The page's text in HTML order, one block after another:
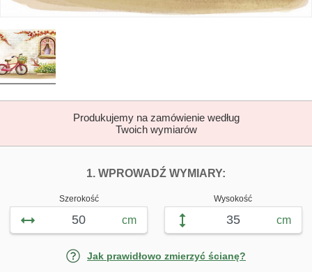
Produkujemy na zamówienie według
Twoich wymiarów
1. WPROWADŹ WYMIARY:
Szerokość
cm
Wysokość
cm
Jak prawidłowo zmierzyć ścianę?